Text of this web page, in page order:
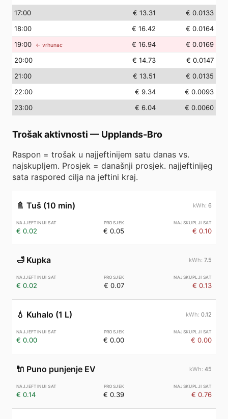
17:00 € 13.31
€ 0.0133
18:00 € 16.42
€ 0.0164
19:00 ← vrhunac € 16.94
€ 0.0169
20:00 € 14.73
€ 0.0147
21:00 € 13.51
€ 0.0135
22:00 € 9.34
€ 0.0093
23:00 € 6.04 € 0.0060
Trošak aktivnosti — Upplands-Bro
Raspon = trošak u najjeftinijem satu danas vs.
najskupljem. Prosjek = današnji prosjek. najjeftinijeg
sata raspored cilja na jeftini kraj.
🚿 Tuš (10 min) 6
€ 0.02 € 0.05 € 0.10
🛁 Kupka 7.5
€ 0.02 € 0.07 € 0.13
💧 Kuhalo (1 L) 0.12
€ 0.00 € 0.00 € 0.00
🔌 Puno punjenje EV 45
€ 0.14 € 0.39 € 0.76